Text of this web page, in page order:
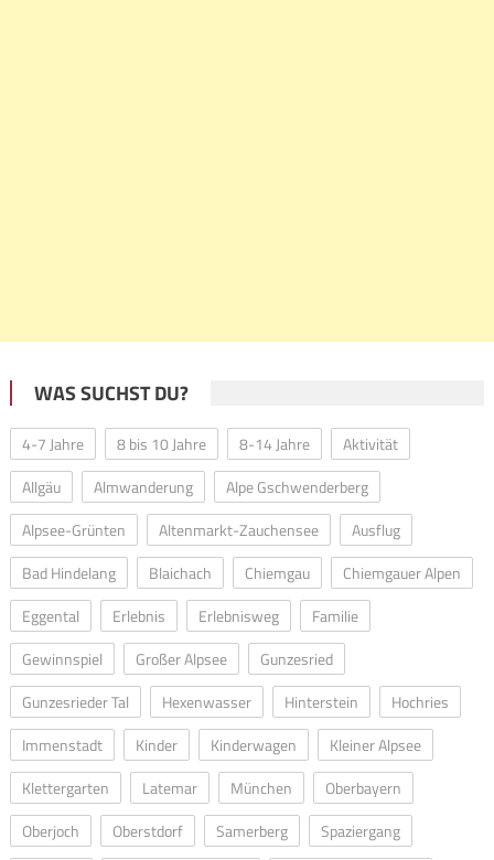
WAS SUCHST DU?
4-7 Jahre 8 bis 10 Jahre 8-14 Jahre
Aktivität
Allgäu
Almwanderung
Alpe Gschwenderberg
Alpsee-Grünten
Altenmarkt-Zauchensee
Ausflug
Bad Hindelang
Blaichach Chiemgau
Chiemgauer Alpen
Eggental
Erlebnis Erlebnisweg
Familie
Gewinnspiel
Großer Alpsee
Gunzesried
Gunzesrieder Tal
Hexenwasser Hinterstein
Hochries
Immenstadt
Kinder Kinderwagen
Kleiner Alpsee
Klettergarten
Latemar München
Oberbayern
Oberjoch
Oberstdorf Samerberg
Spaziergang